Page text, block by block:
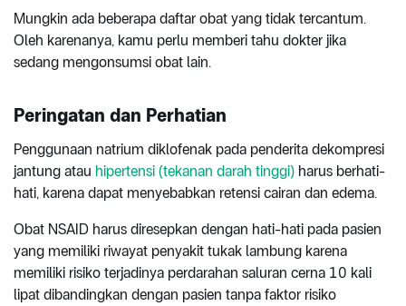
Mungkin ada beberapa daftar obat yang tidak tercantum.
Oleh karenanya, kamu perlu memberi tahu dokter jika
sedang mengonsumsi obat lain.
Peringatan dan Perhatian
Penggunaan natrium diklofenak pada penderita dekompresi
jantung atau hipertensi (tekanan darah tinggi) harus berhati-
hati, karena dapat menyebabkan retensi cairan dan edema.
Obat NSAID harus diresepkan dengan hati-hati pada pasien
yang memiliki riwayat penyakit tukak lambung karena
memiliki risiko terjadinya perdarahan saluran cerna 10 kali
lipat dibandingkan dengan pasien tanpa faktor risiko